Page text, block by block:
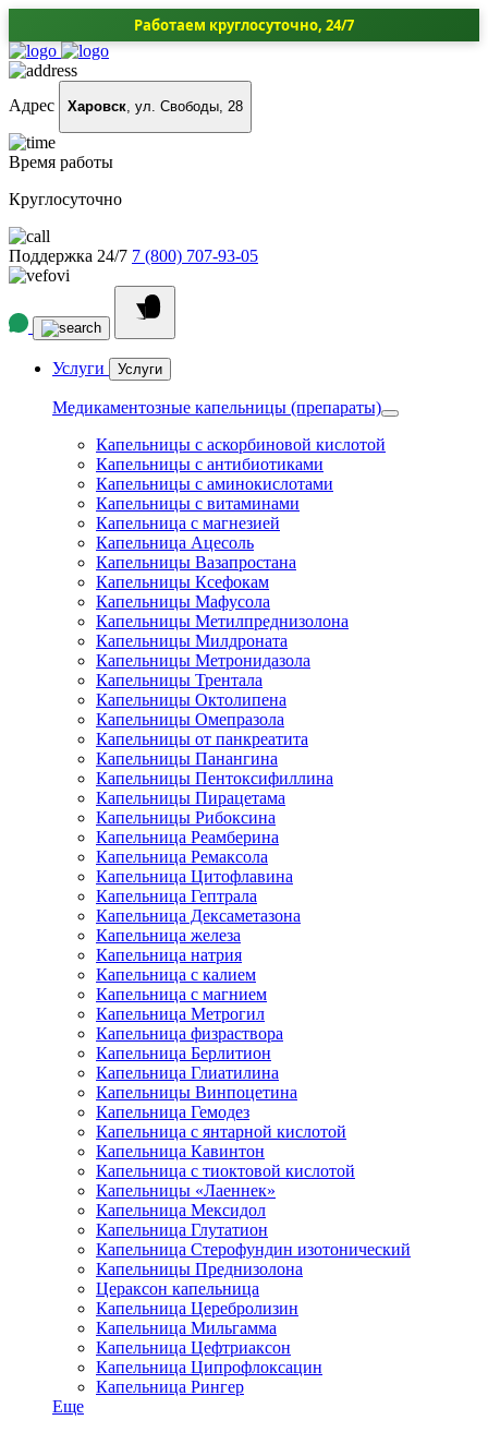
Работаем круглосуточно, 24/7
Адрес Харовск, ул. Свободы, 28
Время работы
Круглосуточно
Поддержка 24/7 7 (800) 707-93-05
Услуги Услуги
Медикаментозные капельницы (препараты)
Капельницы с аскорбиновой кислотой
Капельницы с антибиотиками
Капельницы с аминокислотами
Капельницы с витаминами
Капельница с магнезией
Капельница Ацесоль
Капельницы Вазапростана
Капельницы Ксефокам
Капельницы Мафусола
Капельницы Метилпреднизолона
Капельницы Милдроната
Капельницы Метронидазола
Капельницы Трентала
Капельницы Октолипена
Капельницы Омепразола
Капельницы от панкреатита
Капельницы Панангина
Капельницы Пентоксифиллина
Капельницы Пирацетама
Капельницы Рибоксина
Капельница Реамберина
Капельница Ремаксола
Капельница Цитофлавина
Капельница Гептрала
Капельница Дексаметазона
Капельница железа
Капельница натрия
Капельница с калием
Капельница с магнием
Капельница Метрогил
Капельница физраствора
Капельница Берлитион
Капельница Глиатилина
Капельницы Винпоцетина
Капельница Гемодез
Капельница с янтарной кислотой
Капельница Кавинтон
Капельница с тиоктовой кислотой
Капельницы «Лаеннек»
Капельница Мексидол
Капельница Глутатион
Капельница Стерофундин изотонический
Капельницы Преднизолона
Цераксон капельница
Капельница Церебролизин
Капельница Мильгамма
Капельница Цефтриаксон
Капельница Ципрофлоксацин
Капельница Рингер
Еще